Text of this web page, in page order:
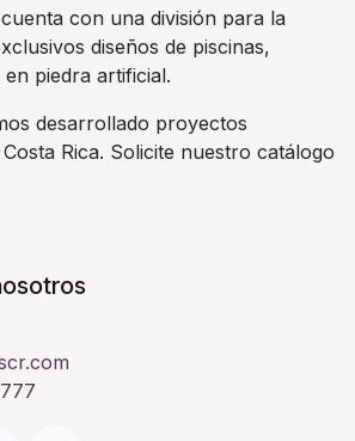
con una división para la
diseños de piscinas,
piedra artificial.
desarrollado proyectos
Rica. Solicite nuestro catálogo